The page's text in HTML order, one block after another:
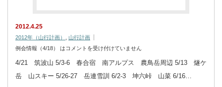
2012.4.25
2012年（山行計画） , 山行計画
例会情報（4/18） はコメントを受け付けていません
4/21 筑波山 5/3-6 春合宿 南アルプス 農鳥岳周辺 5/13 燧ケ
岳 山スキー 5/26-27 岳連雪訓 6/2-3 坤六峠 山菜 6/16…